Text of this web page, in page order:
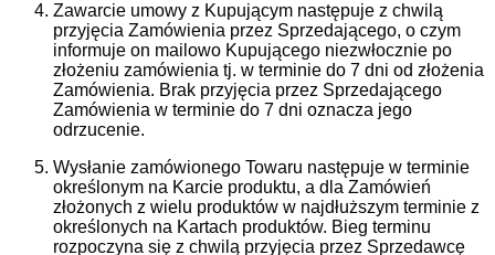
Zawarcie umowy z Kupującym następuje z chwilą
przyjęcia Zamówienia przez Sprzedającego, o czym
informuje on mailowo Kupującego niezwłocznie po
złożeniu zamówienia tj. w terminie do 7 dni od złożenia
Zamówienia. Brak przyjęcia przez Sprzedającego
Zamówienia w terminie do 7 dni oznacza jego
odrzucenie.
Wysłanie zamówionego Towaru następuje w terminie
określonym na Karcie produktu, a dla Zamówień
złożonych z wielu produktów w najdłuższym terminie z
określonych na Kartach produktów. Bieg terminu
rozpoczyna się z chwilą przyjęcia przez Sprzedawcę